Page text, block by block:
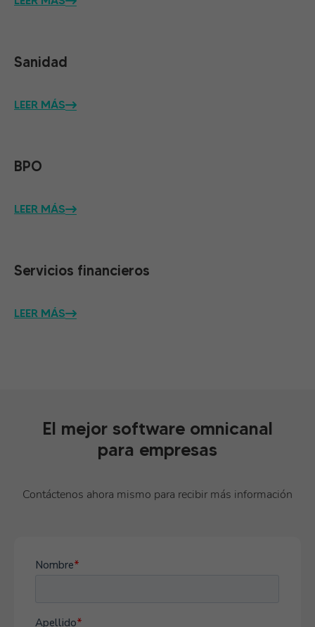
Sanidad
LEER MÁS
BPO
LEER MÁS
Servicios financieros
LEER MÁS
El mejor software omnicanal
para empresas
Contáctenos ahora mismo para recibir más información